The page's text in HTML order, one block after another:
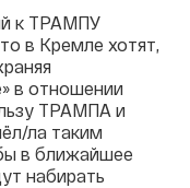
к ТРАМПУ
в Кремле хотят,
в отношении
ТРАМПА и
ла таким
в ближайшее
набирать